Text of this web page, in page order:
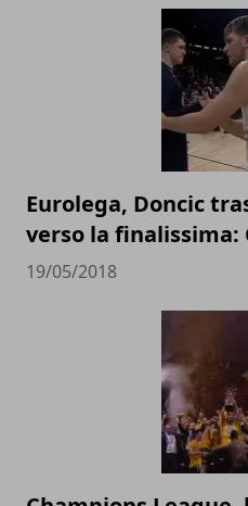
Eurolega, Doncic
verso la finalissima:
19/05/2018